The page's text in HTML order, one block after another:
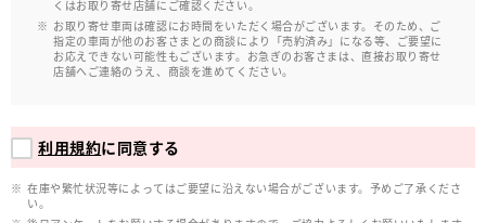
くはお取り寄せ店舗にご確認ください。
お取り寄せ車両は確認にお時間をいただく場合がございます。そのため、ご
指定の車両が他のお客さまとの商談により「売約済み」になる等、ご要望に
お応えできない可能性もございます。お急ぎのお客さまは、直接お取り寄せ
店舗へご連絡のうえ、商談を進めてください。
利用規約に同意する
在庫や繁忙状況等によってはご要望に沿えない場合がございます。予めご了承くださ
い。